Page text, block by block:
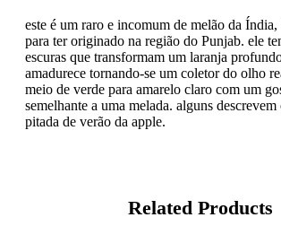
este é um raro e incomum de melão da Índia,
para ter originado na região do Punjab. ele
escuras que transformam um laranja
amadurece tornando-se um coletor do olho
meio de verde para amarelo claro com um
semelhante a uma melada. alguns
pitada de verão da apple.
Related Products